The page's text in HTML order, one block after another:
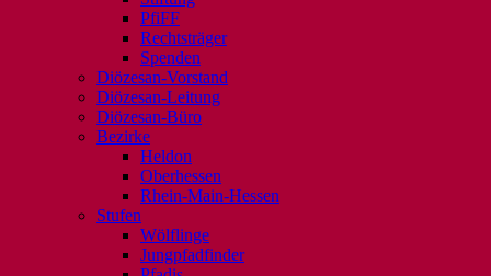
PfiFF
Rechtsträger
Spenden
Diözesan-Vorstand
Diözesan-Leitung
Diözesan-Büro
Bezirke
Heldon
Oberhessen
Rhein-Main-Hessen
Stufen
Wölflinge
Jungpfadfinder